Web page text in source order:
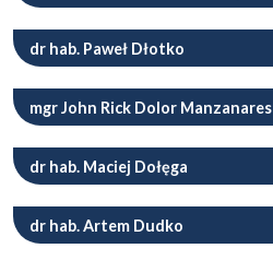
dr hab. Paweł Dłotko
mgr John Rick Dolor Manzanares
dr hab. Maciej Dołęga
dr hab. Artem Dudko